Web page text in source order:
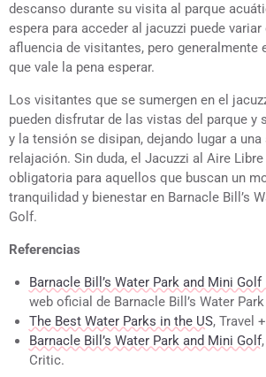
descanso durante su visita al parque
espera para acceder al jacuzzi puede
afluencia de visitantes, pero generalmente
que vale la pena esperar.
Los visitantes que se sumergen en el
pueden disfrutar de las vistas del parque y
y la tensión se disipan, dejando lugar a
relajación. Sin duda, el Jacuzzi al Aire
obligatoria para aquellos que buscan un
tranquilidad y bienestar en Barnacle Bill’s
Golf.
Referencias
Barnacle Bill’s Water Park and Mini
web oficial de Barnacle Bill’s Water
The Best Water Parks in the US, Travel
Barnacle Bill’s Water Park and Mini Golf
Critic.